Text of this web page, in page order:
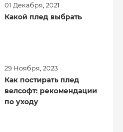
01 Декабря, 2021
Какой плед выбрать
29 Ноября, 2023
Как постирать плед
велсофт: рекомендации
по уходу